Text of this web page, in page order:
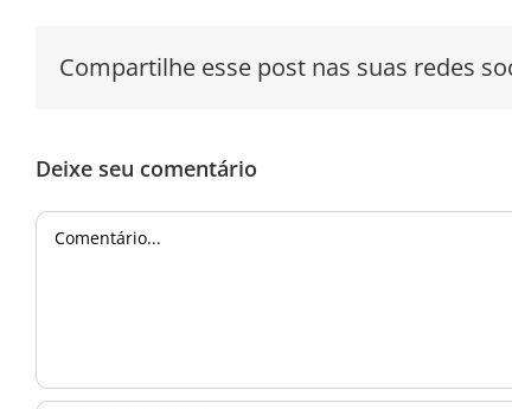
Compartilhe esse post nas suas redes
Deixe seu comentário
Comentário